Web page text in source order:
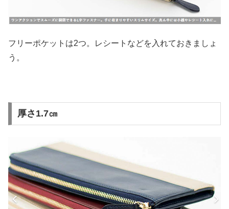
フリーポケットは2つ。レシートなどを入れておきましょ
う。
厚さ1.7㎝